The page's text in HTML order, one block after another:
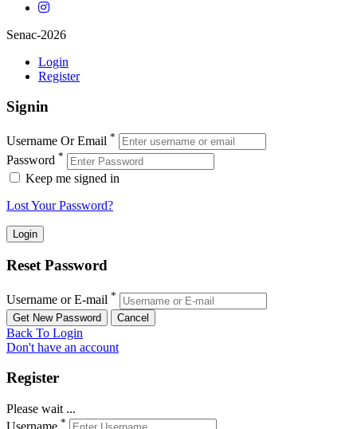
Senac-2026
Login
Register
Signin
Username Or Email *
Password *
Keep me signed in
Lost Your Password?
Reset Password
Username or E-mail *
Back To Login
Don't have an account
Register
Please wait ...
*